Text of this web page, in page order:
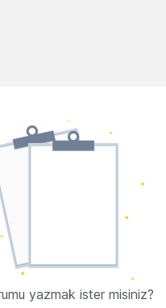
yazmak ister misiniz?